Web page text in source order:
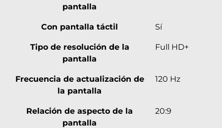
pantalla
Con pantalla táctil Sí
Tipo de resolución de la
pantalla
Full HD+
Frecuencia de actualización de
la pantalla
120 Hz
Relación de aspecto de la
pantalla
20:9